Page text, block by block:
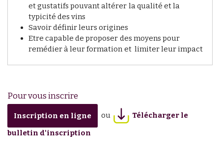
et gustatifs pouvant altérer la qualité et la
typicité des vins
Savoir définir leurs origines
Etre capable de proposer des moyens pour
remédier à leur formation et limiter leur impact
Pour vous inscrire
Inscription en ligne ou Télécharger le
bulletin d'inscription